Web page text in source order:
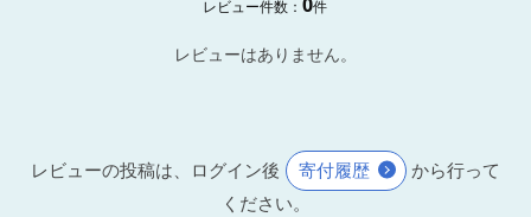
レビュー件数： 件
レビューはありません。
レビューの投稿は、ログイン後 寄付履歴
から行って
ください。